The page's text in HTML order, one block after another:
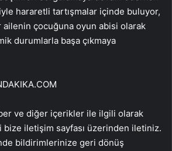
hararetli tartışmalar içinde buluyor,
çocuğuna oyun abisi olarak
durumlarla başa çıkmaya
ve diğer içerikler ile ilgili olarak
iletişim sayfası üzerinden iletiniz.
bildirimlerinize geri dönüş